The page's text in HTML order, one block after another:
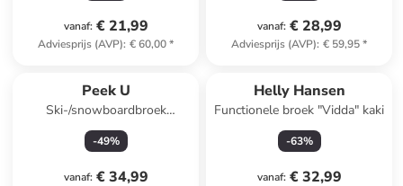
vanaf: € 21,99
Adviesprijs (AVP): € 60,00*
vanaf: € 28,99
Adviesprijs (AVP): € 59,95*
Peek U
Ski-/snowboardbroek
"Sapphire" paars
-49%
vanaf: € 34,99
Helly Hansen
Functionele broek "Vidda" kaki
-63%
vanaf: € 32,99